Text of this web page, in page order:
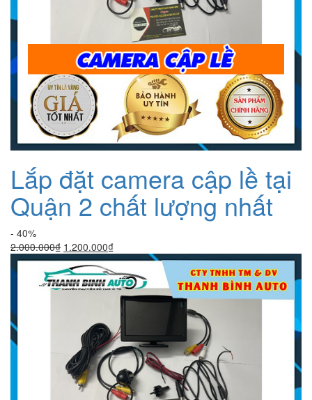
Lắp đặt camera cập lề tại
Quận 2 chất lượng nhất
- 40%
2.000.000₫ Giá
gốc
là:
2.000.000₫.
1.200.000₫Giá
hiện
tại
là:
1.200.000₫.